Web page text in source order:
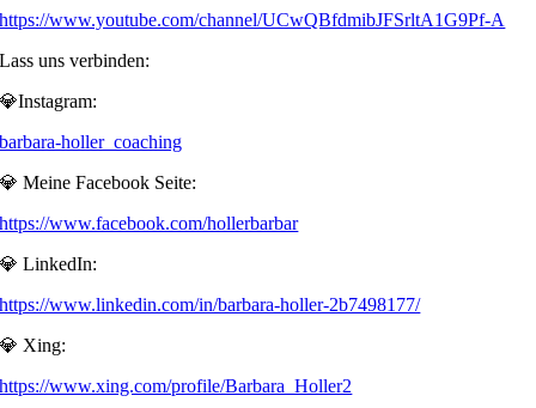
https://www.youtube.com/channel/UCwQBfdmibJFSrltA1G9Pf-A
Lass uns verbinden:
💎Instagram:
barbara-holler_coaching
💎 Meine Facebook Seite:
https://www.facebook.com/hollerbarbar
💎 LinkedIn:
https://www.linkedin.com/in/barbara-holler-2b7498177/
💎 Xing:
https://www.xing.com/profile/Barbara_Holler2